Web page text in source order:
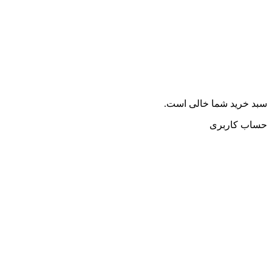
سبد خرید شما خالی است.
حساب کاربری